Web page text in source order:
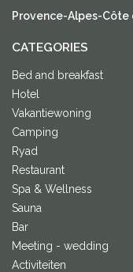
Provence-Alpes-Côte
CATEGORIES
Bed and breakfast
Hotel
Vakantiewoning
Camping
Ryad
Restaurant
Spa & Wellness
Sauna
Bar
Meeting - wedding
Activiteiten